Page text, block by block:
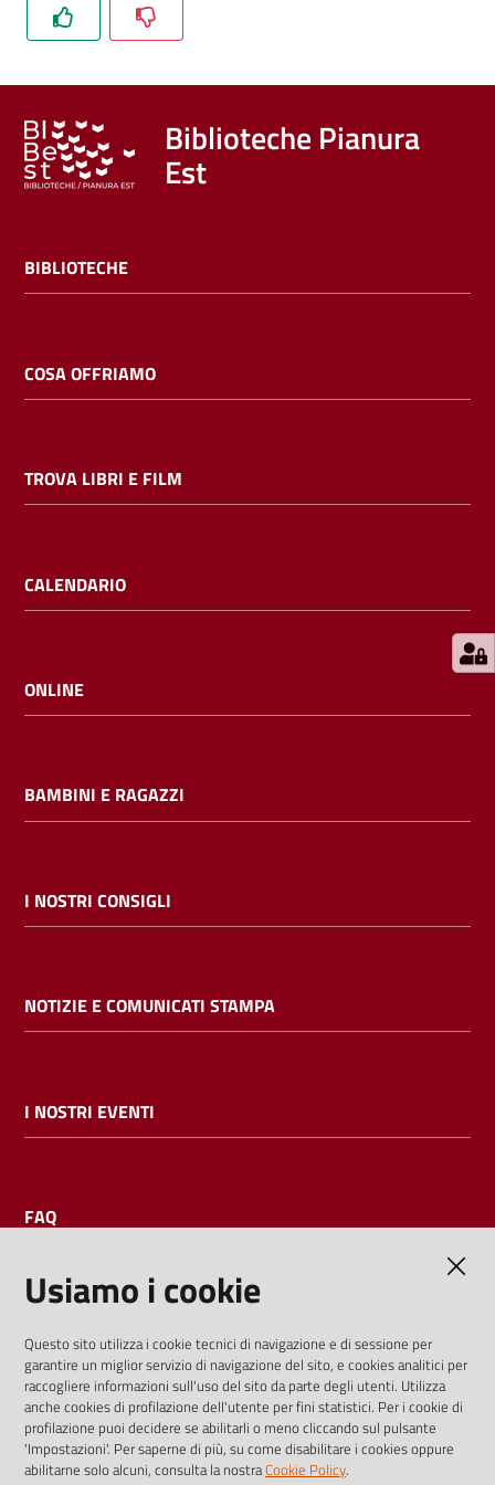
libri
film
Calendario
Bambini
E
l
i
cataloghi
bibliotecario
Biblioteche Pianura
Est
BIBLIOTECHE
COSA OFFRIAMO
TROVA LIBRI E FILM
CALENDARIO
ONLINE
BAMBINI E RAGAZZI
I NOSTRI CONSIGLI
NOTIZIE E COMUNICATI STAMPA
I NOSTRI EVENTI
FAQ
I dati personali pubblicati sono riutilizzabili solo alle condizioni
previste dalla direttiva comunitaria 2003/98/CE e dal d.lgs.
36/2006
Usiamo i cookie
Questo sito utilizza i cookie tecnici di navigazione e di sessione per
garantire un miglior servizio di navigazione del sito, e cookies analitici per
raccogliere informazioni sull'uso del sito da parte degli utenti. Utilizza
anche cookies di profilazione dell'utente per fini statistici. Per i cookie di
profilazione puoi decidere se abilitarli o meno cliccando sul pulsante
'Impostazioni'. Per saperne di più, su come disabilitare i cookies oppure
abilitarne solo alcuni, consulta la nostraCookie Policy.